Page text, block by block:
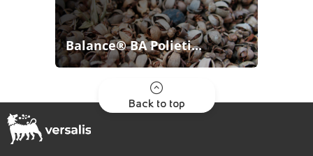
Balance® BA Polieti...
Back to top